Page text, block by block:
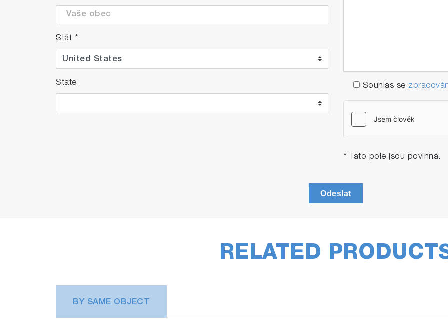
Stát *
State Souhlas se
* Tato pole jsou povinná.
Odeslat
RELATED
BY SAME OBJECT